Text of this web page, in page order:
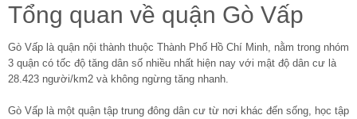
Tổng quan về quận Gò Vấp
Gò Vấp là quận nội thành thuộc Thành Phố Hồ Chí Minh, nằm trong nhóm
3 quận có tốc độ tăng dân số nhiều nhất hiện nay với mật độ dân cư là
28.423 người/km2 và không ngừng tăng nhanh.
Gò Vấp là một quận tập trung đông dân cư từ nơi khác đến sống, học tập